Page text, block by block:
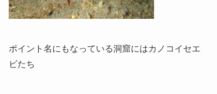
ポイント名にもなっている洞窟にはカノコイセエ
ビたち